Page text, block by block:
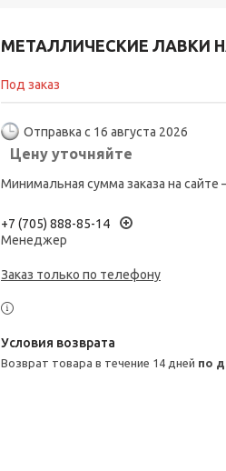
МЕТАЛЛИЧЕСКИЕ ЛАВКИ
Под заказ
Отправка с 16 августа 2026
Цену уточняйте
Минимальная сумма заказа на сайте
+7 (705) 888-85-14
Менеджер
Заказ только по телефону
возврат товара в течение 14 дней по